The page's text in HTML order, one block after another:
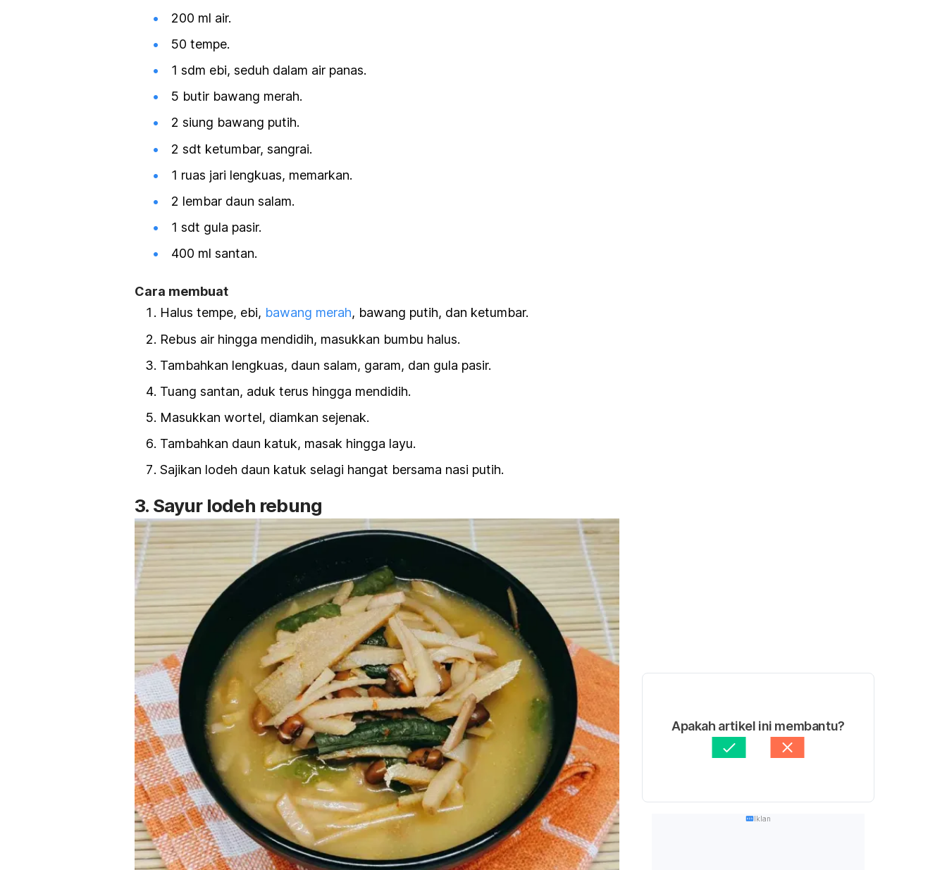
200 ml air.
50 tempe.
1 sdm ebi, seduh dalam air panas.
5 butir bawang merah.
2 siung bawang putih.
2 sdt ketumbar, sangrai.
1 ruas jari lengkuas, memarkan.
2 lembar daun salam.
1 sdt gula pasir.
400 ml santan.
Cara membuat
Halus tempe, ebi, bawang merah, bawang putih, dan ketumbar.
Rebus air hingga mendidih, masukkan bumbu halus.
Tambahkan lengkuas, daun salam, garam, dan gula pasir.
Tuang santan, aduk terus hingga mendidih.
Masukkan wortel, diamkan sejenak.
Tambahkan daun katuk, masak hingga layu.
Sajikan lodeh daun katuk selagi hangat bersama nasi putih.
3. Sayur lodeh rebung
Apakah artikel ini membantu?
Iklan